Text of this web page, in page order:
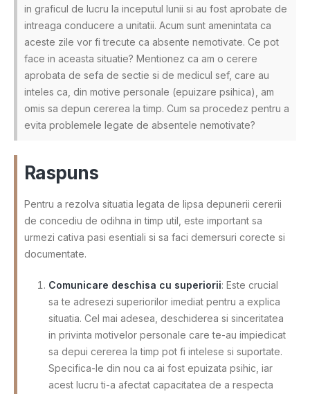
in graficul de lucru la inceputul lunii si au fost aprobate de
intreaga conducere a unitatii. Acum sunt amenintata ca
aceste zile vor fi trecute ca absente nemotivate. Ce pot
face in aceasta situatie? Mentionez ca am o cerere
aprobata de sefa de sectie si de medicul sef, care au
inteles ca, din motive personale (epuizare psihica), am
omis sa depun cererea la timp. Cum sa procedez pentru a
evita problemele legate de absentele nemotivate?
Raspuns
Pentru a rezolva situatia legata de lipsa depunerii cererii
de concediu de odihna in timp util, este important sa
urmezi cativa pasi esentiali si sa faci demersuri corecte si
documentate.
Comunicare deschisa cu superiorii: Este crucial
sa te adresezi superiorilor imediat pentru a explica
situatia. Cel mai adesea, deschiderea si sinceritatea
in privinta motivelor personale care te-au impiedicat
sa depui cererea la timp pot fi intelese si suportate.
Specifica-le din nou ca ai fost epuizata psihic, iar
acest lucru ti-a afectat capacitatea de a respecta